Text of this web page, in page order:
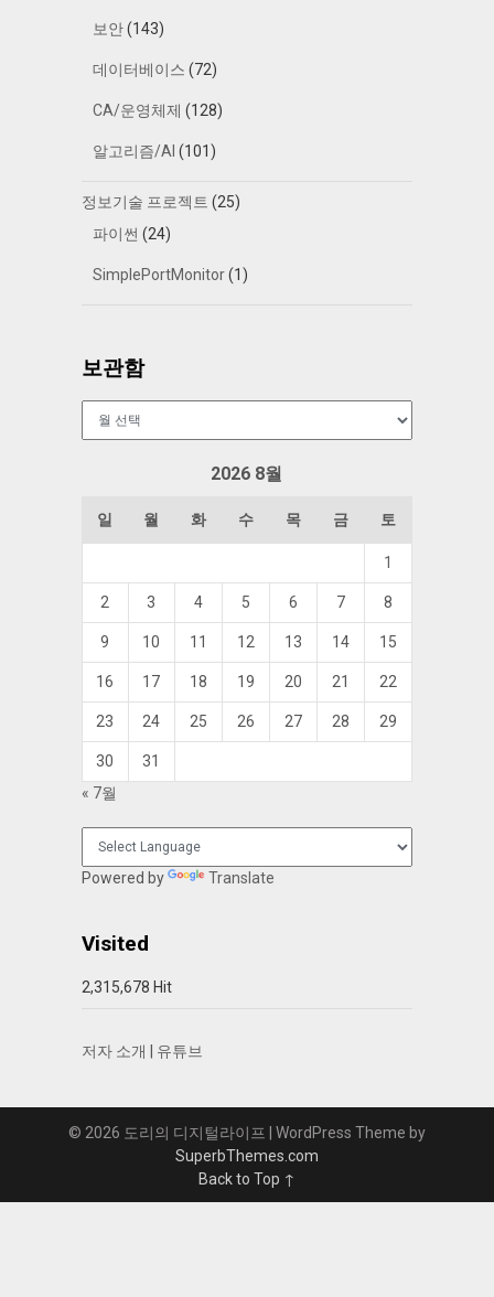
보안(143)
데이터베이스 (72)
CA/운영체제 (128)
알고리즘/AI (101)
정보기술 프로젝트 (25)
파이썬 (24)
SimplePortMonitor(1)
보관함
2026 8월
일 월 화 수 목 금 토
1
2 3 4 5 6 7 8
9 10 11 12 13 14 15
16 17 18 19 20 21 22
23 24 25 26 27 28 29
30
31
« 7월
Powered by Translate
Visited
2,315,678 Hit
저자 소개 유튜브
© 2026 도리의 디지털라이프
| WordPress Theme by
SuperbThemes.com
Back to Top ↑